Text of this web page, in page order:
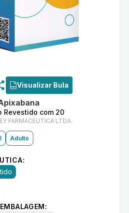
Visualizar Bula
Revestido com 20
FARMACEUTICA LTDA.
Adulto